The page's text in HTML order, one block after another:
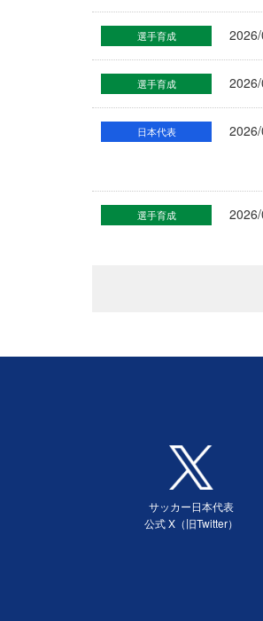
選手育成
選手育成
日本代表
選手育成
サッカー日本代表
公式 X（旧Twitter）